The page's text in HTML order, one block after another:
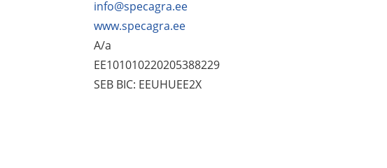
info@specagra.ee
www.specagra.ee
A/a
EE101010220205388229
SEB BIC: EEUHUEE2X